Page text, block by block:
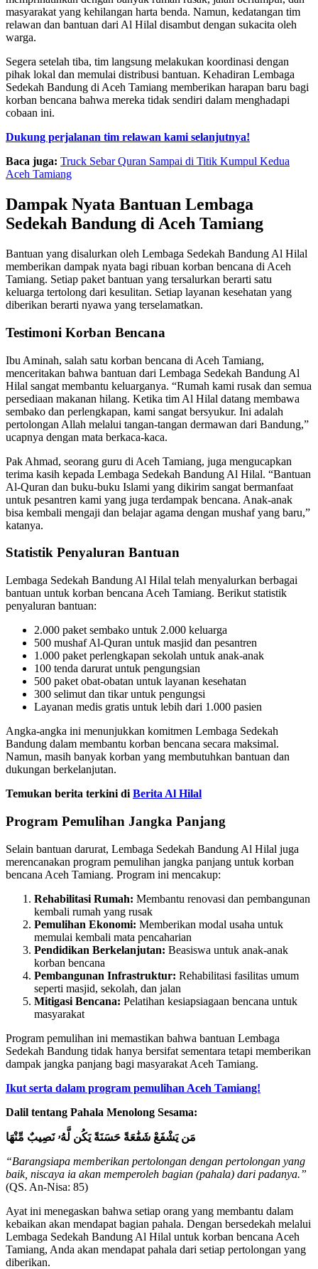
masyarakat yang kehilangan harta benda. Namun, kedatangan tim
relawan dan bantuan dari Al Hilal disambut dengan sukacita oleh
warga.
Segera setelah tiba, tim langsung melakukan koordinasi dengan
pihak lokal dan memulai distribusi bantuan. Kehadiran Lembaga
Sedekah Bandung di Aceh Tamiang memberikan harapan baru bagi
korban bencana bahwa mereka tidak sendiri dalam menghadapi
cobaan ini.
Dukung perjalanan tim relawan kami selanjutnya!
Baca juga: Truck Sebar Quran Sampai di Titik Kumpul Kedua
Aceh Tamiang
Dampak Nyata Bantuan Lembaga
Sedekah Bandung di Aceh Tamiang
Bantuan yang disalurkan oleh Lembaga Sedekah Bandung Al Hilal
memberikan dampak nyata bagi ribuan korban bencana di Aceh
Tamiang. Setiap paket bantuan yang tersalurkan berarti satu
keluarga tertolong dari kesulitan. Setiap layanan kesehatan yang
diberikan berarti nyawa yang terselamatkan.
Testimoni Korban Bencana
Ibu Aminah, salah satu korban bencana di Aceh Tamiang,
menceritakan bahwa bantuan dari Lembaga Sedekah Bandung Al
Hilal sangat membantu keluarganya. “Rumah kami rusak dan semua
persediaan makanan hilang. Ketika tim Al Hilal datang membawa
sembako dan perlengkapan, kami sangat bersyukur. Ini adalah
pertolongan Allah melalui tangan-tangan dermawan dari Bandung,”
ucapnya dengan mata berkaca-kaca.
Pak Ahmad, seorang guru di Aceh Tamiang, juga mengucapkan
terima kasih kepada Lembaga Sedekah Bandung Al Hilal. “Bantuan
Al-Quran dan buku-buku Islami yang dikirim sangat bermanfaat
untuk pesantren kami yang juga terdampak bencana. Anak-anak
bisa kembali mengaji dan belajar agama dengan mushaf yang baru,”
katanya.
Statistik Penyaluran Bantuan
Lembaga Sedekah Bandung Al Hilal telah menyalurkan berbagai
bantuan untuk korban bencana Aceh Tamiang. Berikut statistik
penyaluran bantuan:
2.000 paket sembako untuk 2.000 keluarga
500 mushaf Al-Quran untuk masjid dan pesantren
1.000 paket perlengkapan sekolah untuk anak-anak
100 tenda darurat untuk pengungsian
500 paket obat-obatan untuk layanan kesehatan
300 selimut dan tikar untuk pengungsi
Layanan medis gratis untuk lebih dari 1.000 pasien
Angka-angka ini menunjukkan komitmen Lembaga Sedekah
Bandung dalam membantu korban bencana secara maksimal.
Namun, masih banyak korban yang membutuhkan bantuan dan
dukungan berkelanjutan.
Temukan berita terkini di Berita Al Hilal
Program Pemulihan Jangka Panjang
Selain bantuan darurat, Lembaga Sedekah Bandung Al Hilal juga
merencanakan program pemulihan jangka panjang untuk korban
bencana Aceh Tamiang. Program ini mencakup:
Rehabilitasi Rumah: Membantu renovasi dan pembangunan
kembali rumah yang rusak
Pemulihan Ekonomi: Memberikan modal usaha untuk
memulai kembali mata pencaharian
Pendidikan Berkelanjutan: Beasiswa untuk anak-anak
korban bencana
Pembangunan Infrastruktur: Rehabilitasi fasilitas umum
seperti masjid, sekolah, dan jalan
Mitigasi Bencana: Pelatihan kesiapsiagaan bencana untuk
masyarakat
Program pemulihan ini memastikan bahwa bantuan Lembaga
Sedekah Bandung tidak hanya bersifat sementara tetapi memberikan
dampak jangka panjang bagi masyarakat Aceh Tamiang.
Ikut serta dalam program pemulihan Aceh Tamiang!
Dalil tentang Pahala Menolong Sesama:
مَن يَشْفَعْ شَفَٰعَةً حَسَنَةً يَكُن لَّهُۥ نَصِيبٌ مِّنْهَا
“Barangsiapa memberikan pertolongan dengan pertolongan yang
baik, niscaya ia akan memperoleh bagian (pahala) dari padanya.”
(QS. An-Nisa: 85)
Ayat ini menegaskan bahwa setiap orang yang membantu dalam
kebaikan akan mendapat bagian pahala. Dengan bersedekah melalui
Lembaga Sedekah Bandung Al Hilal untuk korban bencana Aceh
Tamiang, Anda akan mendapat pahala dari setiap pertolongan yang
diberikan.